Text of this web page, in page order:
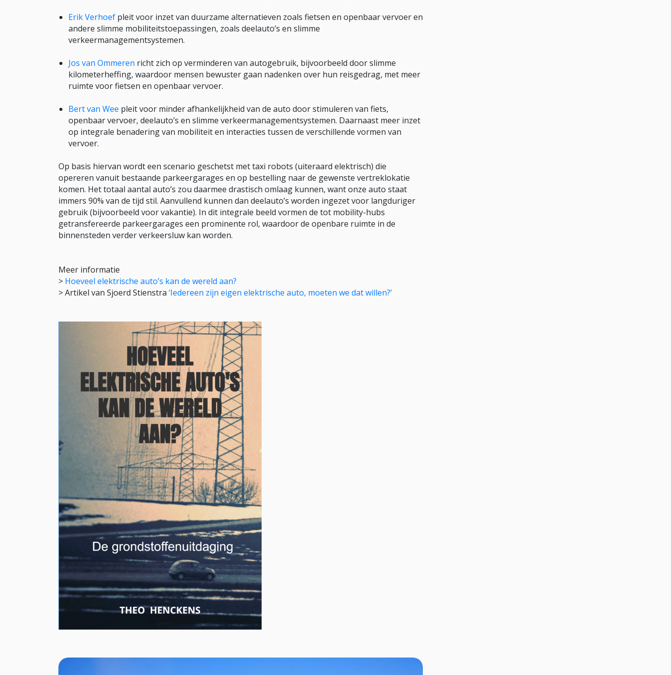
Erik Verhoef pleit voor inzet van duurzame alternatieven zoals fietsen en openbaar vervoer en
andere slimme mobiliteitstoepassingen, zoals deelauto’s en slimme
verkeermanagementsystemen.
Jos van Ommeren richt zich op verminderen van autogebruik, bijvoorbeeld door slimme
kilometerheffing, waardoor mensen bewuster gaan nadenken over hun reisgedrag, met meer
ruimte voor fietsen en openbaar vervoer.
Bert van Wee pleit voor minder afhankelijkheid van de auto door stimuleren van fiets,
openbaar vervoer, deelauto’s en slimme verkeermanagementsystemen. Daarnaast meer inzet
op integrale benadering van mobiliteit en interacties tussen de verschillende vormen van
vervoer.
Op basis hiervan wordt een scenario geschetst met taxi robots (uiteraard elektrisch) die
opereren vanuit bestaande parkeergarages en op bestelling naar de gewenste vertreklokatie
komen. Het totaal aantal auto’s zou daarmee drastisch omlaag kunnen, want onze auto staat
immers 90% van de tijd stil. Aanvullend kunnen dan deelauto’s worden ingezet voor langduriger
gebruik (bijvoorbeeld voor vakantie). In dit integrale beeld vormen de tot mobility-hubs
getransfereerde parkeergarages een prominente rol, waardoor de openbare ruimte in de
binnensteden verder verkeersluw kan worden.
Meer informatie
> Hoeveel elektrische auto’s kan de wereld aan?
> Artikel van Sjoerd Stienstra ‘Iedereen zijn eigen elektrische auto, moeten we dat willen?’